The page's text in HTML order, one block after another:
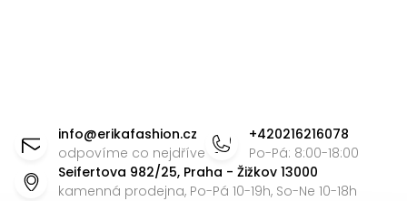
info@erikafashion.cz
odpovíme co nejdříve
+420216216078
Po-Pá: 8:00-18:00
Seifertova 982/25, Praha - Žižkov 13000
kamenná prodejna, Po-Pá 10-19h, So-Ne 10-18h